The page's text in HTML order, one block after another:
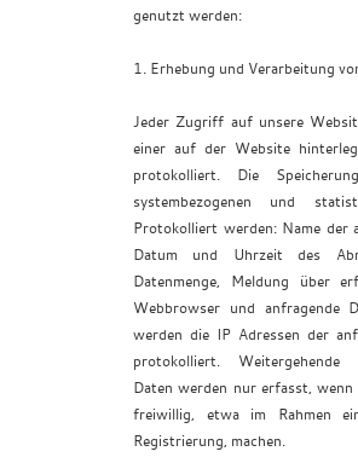
genutzt werden:
1. Erhebung und Verarbeitung
Jeder Zugriff auf unsere
einer auf der Website
protokolliert. Die
systembezogenen und
Protokolliert werden: Name der
Datum und Uhrzeit des
Datenmenge, Meldung über
Webbrowser und anfragende
werden die IP Adressen der
protokolliert. Weitergehende
Daten werden nur erfasst, wenn
freiwillig, etwa im Rahmen
Registrierung, machen.